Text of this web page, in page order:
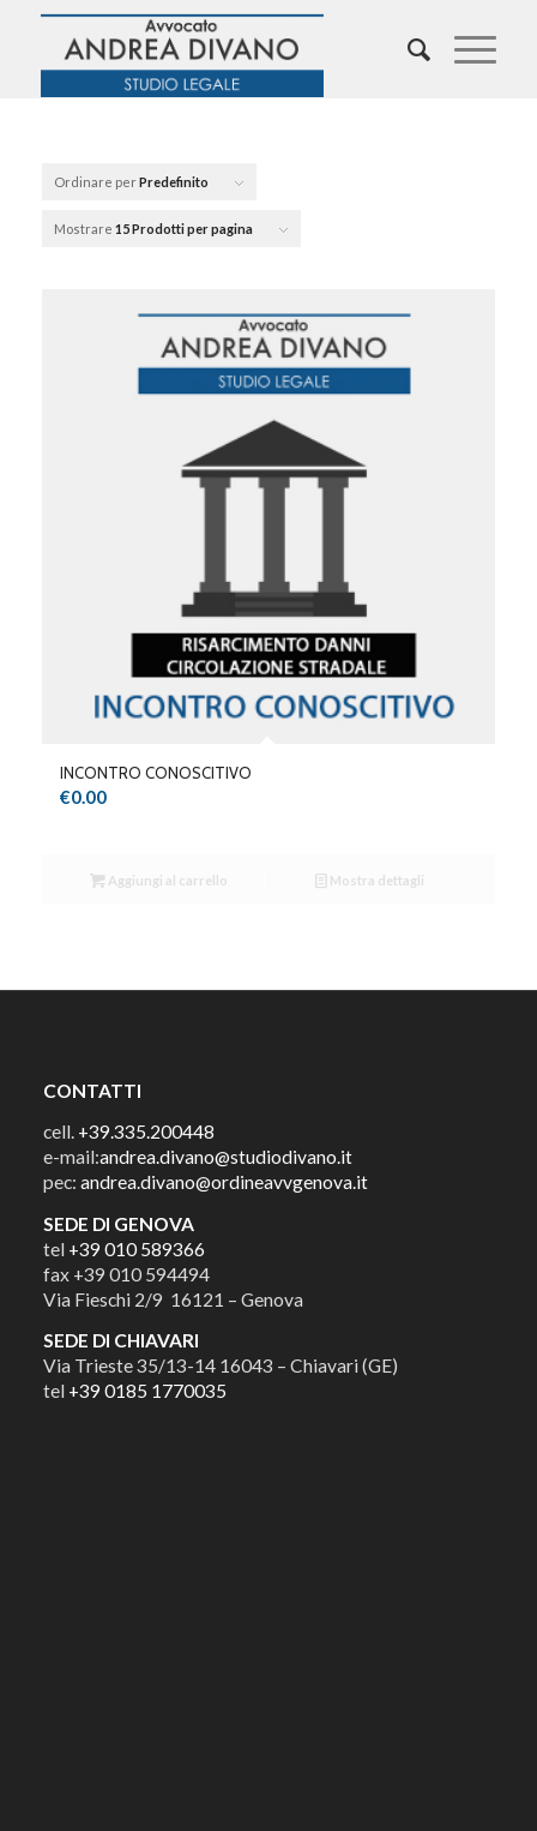
Ordinare perPredefinito
Mostrare 15 Prodotti per pagina
INCONTRO CONOSCITIVO
€0.00
Aggiungi al carrello Mostra dettagli
CONTATTI
cell. +39.335.200448
e-mail:andrea.divano@studiodivano.it
pec: andrea.divano@ordineavvgenova.it
SEDE DI GENOVA
tel +39 010 589366
fax +39 010 594494
Via Fieschi 2/9 16121 – Genova
SEDE DI CHIAVARI
Via Trieste 35/13-14 16043 – Chiavari (GE)
tel +39 0185 1770035